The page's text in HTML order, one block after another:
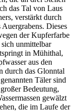
das Tal von Laus
verstärkt durch
Dieses
der Kupferfarbe
unmittelbar
in Mühithal,
aus den
durch das Glonntal
Täler sind
Bedeutung,
gewälzt
die im Laufe der